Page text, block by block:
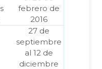
febrero de
2016
27 de
septiembre
al 12 de
diciembre